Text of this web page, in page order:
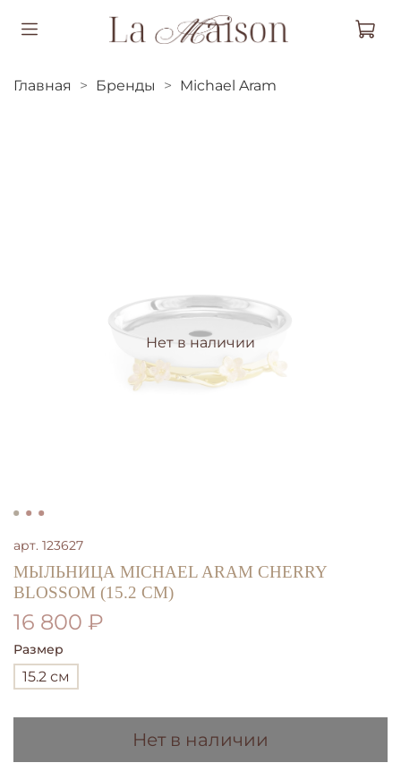
Главная Бренды Michael Aram
Нет в наличии
арт. 123627
МЫЛЬНИЦА MICHAEL ARAM CHERRY
BLOSSOM (15.2 СМ)
16 800 ₽
Размер
15.2 см
Нет в наличии